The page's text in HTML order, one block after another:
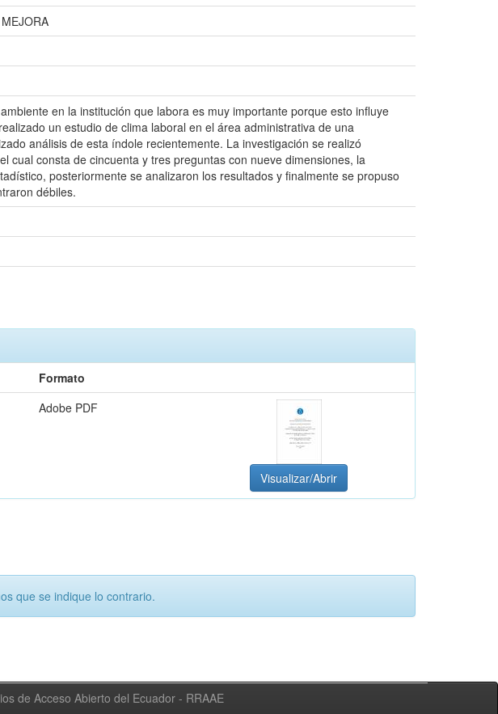
en la institución que labora es muy importante porque esto influye
un estudio de clima laboral en el área administrativa de una
análisis de esta índole recientemente. La investigación se realizó
cual consta de cincuenta y tres preguntas con nueve dimensiones, la
posteriormente se analizaron los resultados y finalmente se propuso
débiles.
Formato
Adobe PDF
Visualizar/Abrir
que se indique lo contrario.
de Acceso Abierto del Ecuador - RRAAE